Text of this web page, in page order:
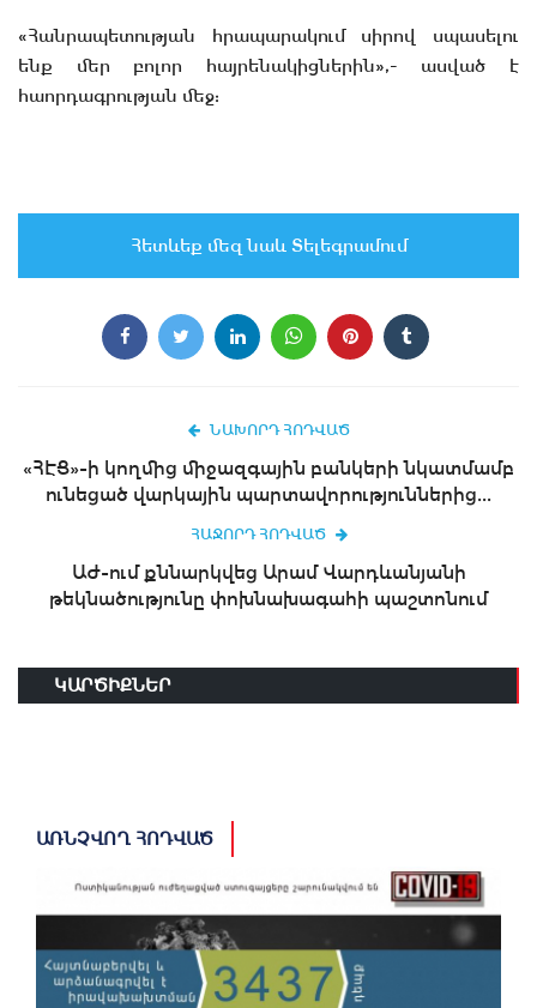
«Հանրապետության հրապարակում սիրով սպասելու
ենք մեր բոլոր հայրենակիցներին»,- ասված է
հաորդագրության մեջ:
Հետևեք մեզ նաև Տելեգրամում
ՆԱԽՈՐԴ ՀՈԴՎԱԾ
«ՀԷՑ»-ի կողմից միջազգային բանկերի նկատմամբ
ունեցած վարկային պարտավորություններից...
ՀԱՋՈՐԴ ՀՈԴՎԱԾ
ԱԺ-ում քննարկվեց Արամ Վարդևանյանի
թեկնածությունը փոխնախագահի պաշտոնում
ԿԱՐԾԻՔՆԵՐ
ԱՌՆՉՎՈՂ ՀՈԴՎԱԾ